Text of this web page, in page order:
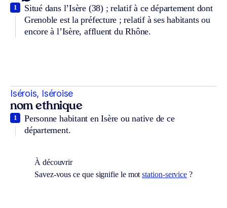
Situé dans l’Isère (38) ; relatif à ce département dont
Grenoble est la préfecture ; relatif à ses habitants ou
encore à l’Isère, affluent du Rhône.
1
Isérois, Iséroise
nom ethnique
Personne habitant en Isère ou native de ce
département.
1
À découvrir
Savez-vous ce que signifie le motstation-service ?